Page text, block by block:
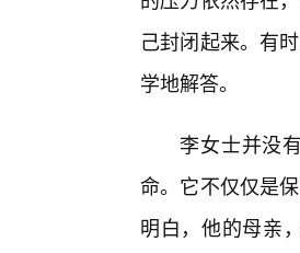
己封闭起来。有
学地解答。
李女士并没
命。它不仅仅是
明白，他的母亲